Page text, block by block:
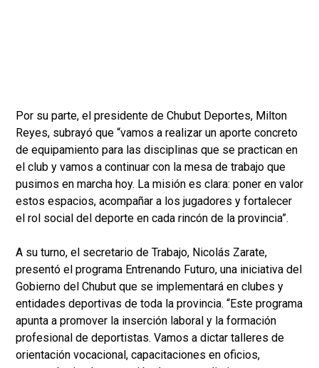
Por su parte, el presidente de Chubut Deportes, Milton
Reyes, subrayó que “vamos a realizar un aporte concreto
de equipamiento para las disciplinas que se practican en
el club y vamos a continuar con la mesa de trabajo que
pusimos en marcha hoy. La misión es clara: poner en valor
estos espacios, acompañar a los jugadores y fortalecer
el rol social del deporte en cada rincón de la provincia”.
A su turno, el secretario de Trabajo, Nicolás Zarate,
presentó el programa Entrenando Futuro, una iniciativa del
Gobierno del Chubut que se implementará en clubes y
entidades deportivas de toda la provincia. “Este programa
apunta a promover la inserción laboral y la formación
profesional de deportistas. Vamos a dictar talleres de
orientación vocacional, capacitaciones en oficios,